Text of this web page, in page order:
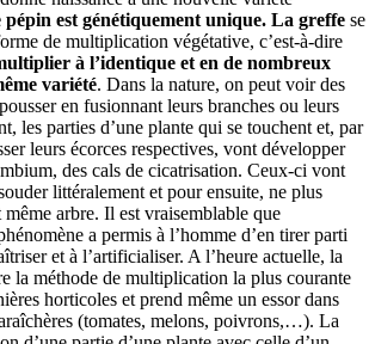
pépin est génétiquement unique. La greffe se
de multiplication végétative, c’est-à-dire
à l’identique et en de nombreux
variété. Dans la nature, on peut voir des
en fusionnant leurs branches ou leurs
les parties d’une plante qui se touchent et, par
leurs écorces respectives, vont développer
des cals de cicatrisation. Ceux-ci vont
littéralement et pour ensuite, ne plus
même arbre. Il est vraisemblable que
a permis à l’homme d’en tirer parti
et à l’artificialiser. A l’heure actuelle, la
la méthode de multiplication la plus courante
horticoles et prend même un essor dans
(tomates, melons, poivrons,…). La